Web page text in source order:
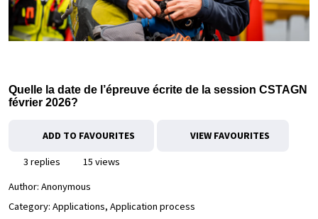
Quelle la date de l’épreuve écrite de la session CSTAGN
février 2026?
ADD TO FAVOURITES VIEW FAVOURITES
3 replies
15 views
Author: Anonymous
Category: Applications, Application process